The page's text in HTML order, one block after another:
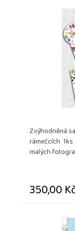
Zvýhodněná
rámečcích
malých
350,00